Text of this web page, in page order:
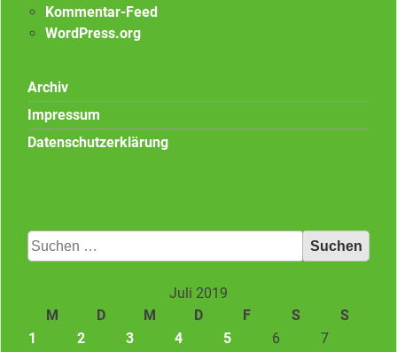
Kommentar-Feed
WordPress.org
Archiv
Impressum
Datenschutzerklärung
Suchen
nach:
Juli 2019
M
D M D F S
S
1
2 3 4 5 6
7